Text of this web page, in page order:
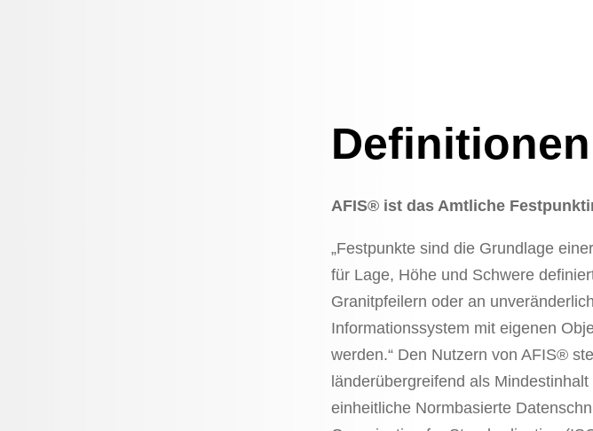
Definitionen
AFIS® ist das Amtliche
„Festpunkte sind die Grundlage
für Lage, Höhe und Schwere
Granitpfeilern oder an
Informationssystem mit eigenen
werden.“ Den Nutzern von AFIS®
länderübergreifend als
einheitliche Normbasierte